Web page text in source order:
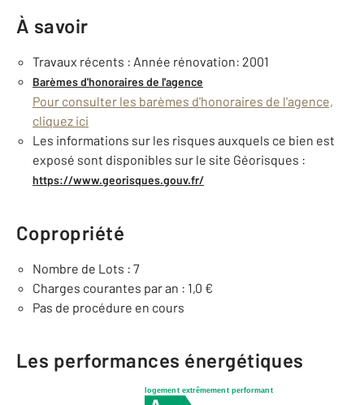
À savoir
Travaux récents : Année rénovation: 2001
Barèmes d'honoraires de l'agence
Pour consulter les barèmes d'honoraires de l'agence,
cliquez ici
Les informations sur les risques auxquels ce bien est
exposé sont disponibles sur le site Géorisques :
https://www.georisques.gouv.fr/
Copropriété
Nombre de Lots : 7
Charges courantes par an : 1,0 €
Pas de procédure en cours
Les performances énergétiques
logement extrêmement performant